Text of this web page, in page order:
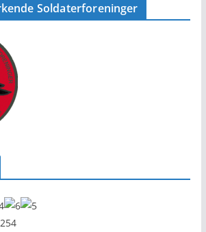
Soldaterforeninger